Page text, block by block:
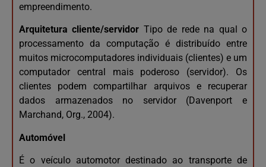
empreendimento.
Arquitetura cliente/servidor Tipo de rede na qual o
processamento da computação é distribuído entre
muitos microcomputadores individuais (clientes) e um
computador central mais poderoso (servidor). Os
clientes podem compartilhar arquivos e recuperar
dados armazenados no servidor (Davenport e
Marchand, Org., 2004).
Automóvel
É o veículo automotor destinado ao transporte de